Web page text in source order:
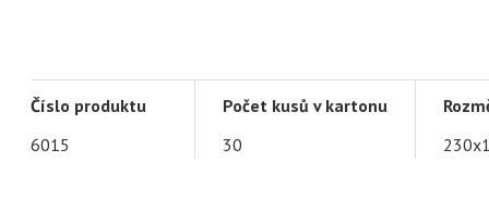
Číslo produktu
6015
Počet kusů v kartonu
30